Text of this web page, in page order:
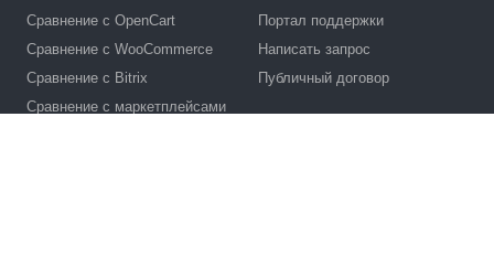
Сравнение с OpenCart
Сравнение с WooCommerce
Сравнение с Bitrix
Сравнение с маркетплейсами
Портал поддержки
Написать запрос
Публичный договор